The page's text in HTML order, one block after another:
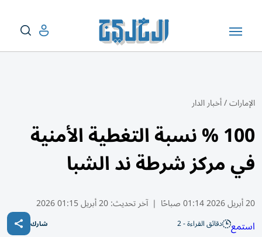
الإمارات/أخبار الدار
100 % نسبة التغطية الأمنية
في مركز شرطة ند الشبا
20 أبريل 2026 01:14 صباحًا | آخر تحديث:20 أبريل 01:15 2026
استمع دقائق القراءة - 2 شارك